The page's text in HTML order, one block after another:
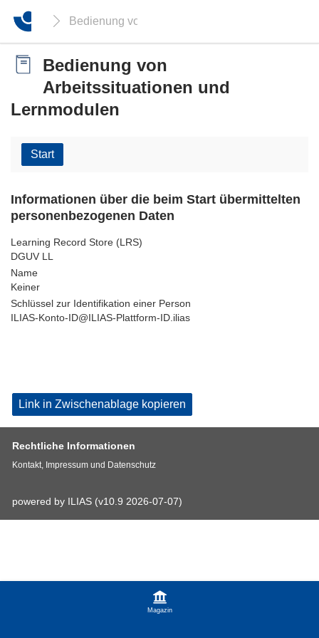
Bedienung von Arbeitssituationen und
Magazin
Bedienung von
Arbeitssituationen und
Lernmodulen
Start
Informationen über die beim Start übermittelten
personenbezogenen Daten
Learning Record Store (LRS)
DGUV LL
Name
Keiner
Schlüssel zur Identifikation einer Person
ILIAS-Konto-ID@ILIAS-Plattform-ID.ilias
Link in Zwischenablage kopieren
Rechtliche Informationen
Kontakt, Impressum und Datenschutz
powered by ILIAS (v10.9 2026-07-07)